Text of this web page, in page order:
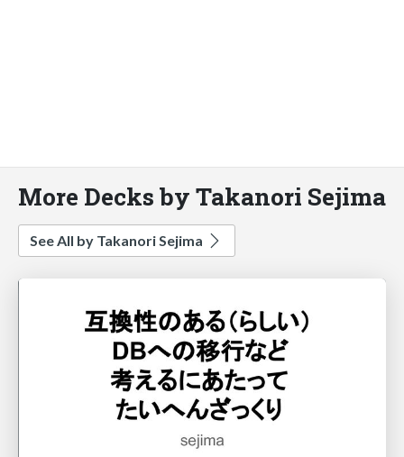
More Decks by Takanori Sejima
See All by Takanori Sejima